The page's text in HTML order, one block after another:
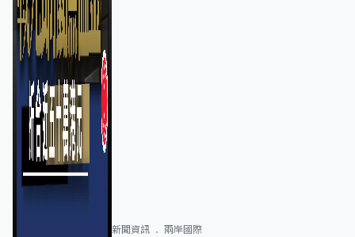
新聞資訊 兩岸國際